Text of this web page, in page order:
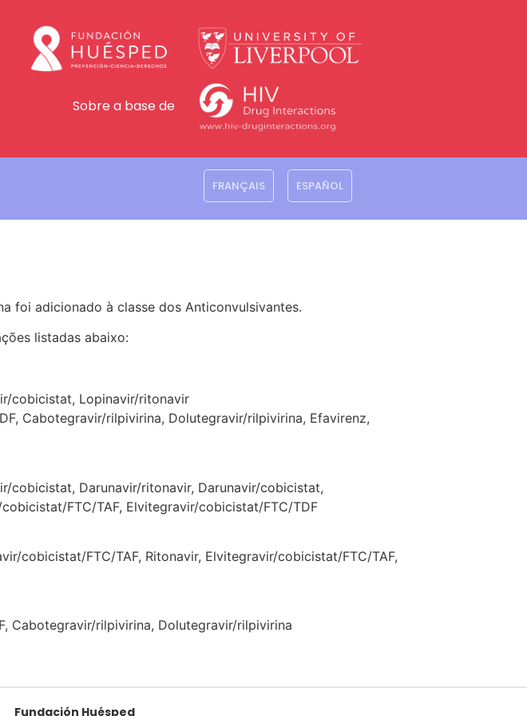
Sobre a base de
FRANÇAIS ESPAÑOL
em fevereiro
foi adicionado à classe dos Anticonvulsivantes.
listadas abaixo:
cobicistat, Lopinavir/ritonavir
Cabotegravir/rilpivirina, Dolutegravir/rilpivirina, Efavirenz,
cobicistat, Darunavir/ritonavir, Darunavir/cobicistat,
FTC/TAF, Elvitegravir/cobicistat/FTC/TDF
cobicistat/FTC/TAF, Ritonavir, Elvitegravir/cobicistat/FTC/TAF,
Cabotegravir/rilpivirina, Dolutegravir/rilpivirina
Fundación Huésped